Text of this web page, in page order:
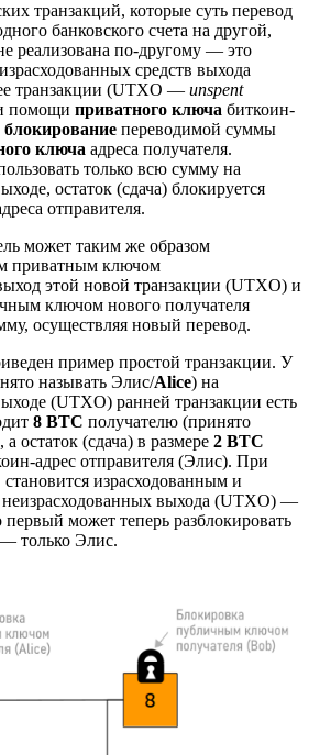
транзакций, которые суть перевод
банковского счета на другой,
реализована по-другому — это
средств выхода
транзакции (UTXO —unspent
помощиприватного ключа биткоин-
блокирование переводимой суммы
ключа адреса получателя.
только всю сумму на
остаток (сдача) блокируется
отправителя.
может таким же образом
приватным ключом
этой новой транзакции (UTXO) и
ключом нового получателя
осуществляя новый перевод.
пример простой транзакции. У
называть Элис/Alice) на
(UTXO) ранней транзакции есть
8 BTC получателю (принято
а остаток (сдача) в размере2 BTC
адрес отправителя (Элис). При
становится израсходованным и
неизрасходованных выхода (UTXO) —
первый может теперь разблокировать
только Элис.